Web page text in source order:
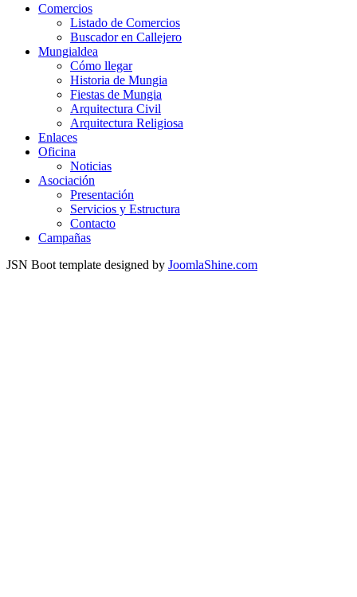
Comercios
Listado de Comercios
Buscador en Callejero
Mungialdea
Cómo llegar
Historia de Mungia
Fiestas de Mungia
Arquitectura Civil
Arquitectura Religiosa
Enlaces
Oficina
Noticias
Asociación
Presentación
Servicios y Estructura
Contacto
Campañas
JSN Boot template designed by JoomlaShine.com